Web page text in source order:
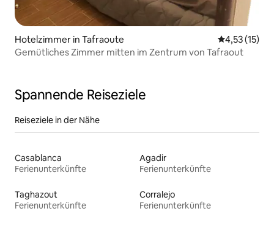
Hotelzimmer in Tafraoute
4,53 (15)
Gemütliches Zimmer mitten im Zentrum von Tafraout
Spannende Reiseziele
Reiseziele in der Nähe
Casablanca
Ferienunterkünfte
Agadir
Ferienunterkünfte
Taghazout
Ferienunterkünfte
Corralejo
Ferienunterkünfte